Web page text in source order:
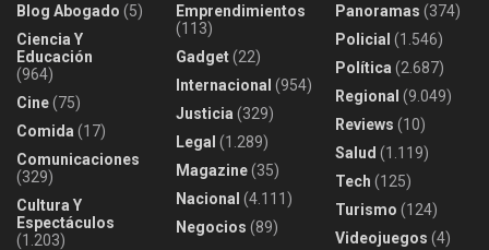
Blog Abogado (5)
Ciencia Y
Educación
(964)
Cine(75)
Comida (17)
Comunicaciones
(329)
Cultura Y
Espectáculos
(1.203)
Emprendimientos
(113)
Gadget(22)
Internacional (954)
Justicia (329)
Legal (1.289)
Magazine(35)
Nacional (4.111)
Negocios (89)
Panoramas (374)
Policial (1.546)
Política (2.687)
Regional (9.049)
Reviews (10)
Salud (1.119)
Tech (125)
Turismo (124)
Videojuegos (4)